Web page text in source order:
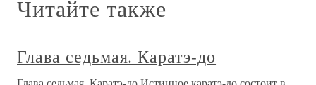
Читайте также
Глава седьмая. Каратэ-до